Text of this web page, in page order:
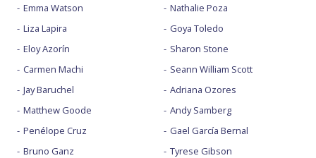
Emma Watson
Liza Lapira
Eloy Azorín
Carmen Machi
Jay Baruchel
Matthew Goode
Penélope Cruz
Bruno Ganz
Nathalie Poza
Goya Toledo
Sharon Stone
Seann William Scott
Adriana Ozores
Andy Samberg
Gael García Bernal
Tyrese Gibson